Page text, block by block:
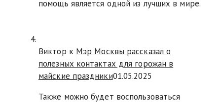
помощь является одной из лучших в мире.
Виктор к Мэр Москвы рассказал о
полезных контактах для горожан в
майские праздники01.05.2025
Также можно будет воспользоваться